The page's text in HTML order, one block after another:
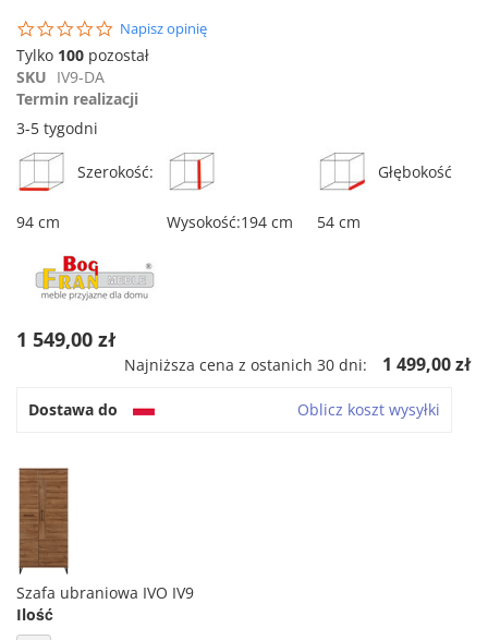
początek
galerii
0.0
star
rating
Napisz opinię
Tylko 100 pozostał
SKU IV9-DA
Termin realizacji
3-5 tygodni
Szerokość:
94 cm Wysokość:194 cm
Głębokość
54 cm
1 549,00 zł
Najniższa cena z ostanich 30 dni: 1 499,00 zł
Dostawa do Oblicz koszt wysyłki
Szafa ubraniowa IVO IV9
Ilość